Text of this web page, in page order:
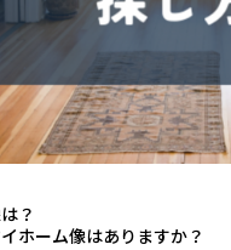
？
ホーム像はありますか？